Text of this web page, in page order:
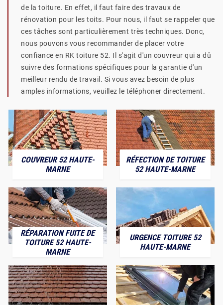
de la toiture. En effet, il faut faire des travaux de
rénovation pour les toits. Pour nous, il faut se rappeler que
ces tâches sont particulièrement très techniques. Donc,
nous pouvons vous recommander de placer votre
confiance en RK toiture 52. Il s'agit d'un couvreur qui a dû
suivre des formations spécifiques pour la garantie d'un
meilleur rendu de travail. Si vous avez besoin de plus
amples informations, veuillez le téléphoner directement.
COUVREUR 52 HAUTE-
MARNE
RÉFECTION DE TOITURE
52 HAUTE-MARNE
RÉPARATION FUITE DE
TOITURE 52 HAUTE-
MARNE
URGENCE TOITURE 52
HAUTE-MARNE